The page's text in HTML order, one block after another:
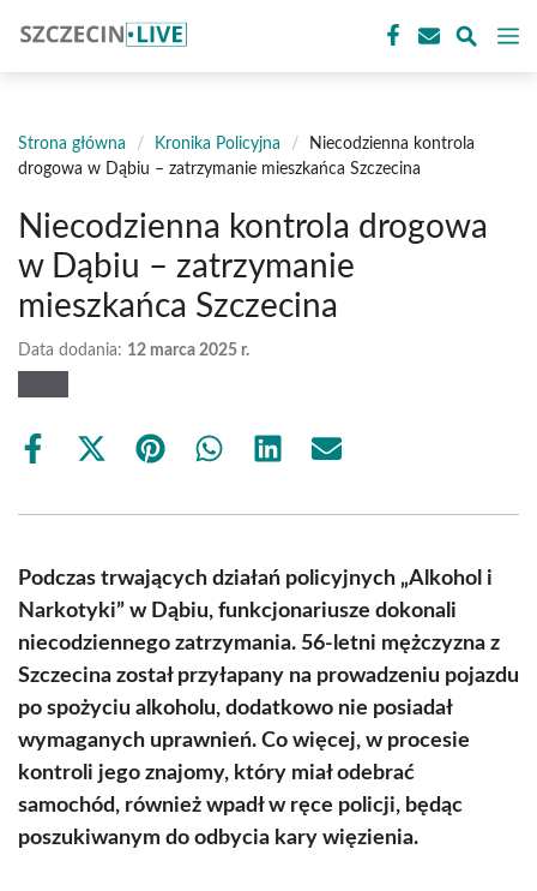
treści
Strona główna / Kronika Policyjna /
Niecodzienna kontrola
drogowa w Dąbiu – zatrzymanie mieszkańca Szczecina
Niecodzienna kontrola drogowa
w Dąbiu – zatrzymanie
mieszkańca Szczecina
Data dodania: 12 marca 2025 r.
Share
Share
(Twitter)
Share Share Share Share
Podczas trwających działań policyjnych „Alkohol i
Narkotyki” w Dąbiu, funkcjonariusze dokonali
niecodziennego zatrzymania. 56-letni mężczyzna z
Szczecina został przyłapany na prowadzeniu pojazdu
po spożyciu alkoholu, dodatkowo nie posiadał
wymaganych uprawnień. Co więcej, w procesie
kontroli jego znajomy, który miał odebrać
samochód, również wpadł w ręce policji, będąc
poszukiwanym do odbycia kary więzienia.